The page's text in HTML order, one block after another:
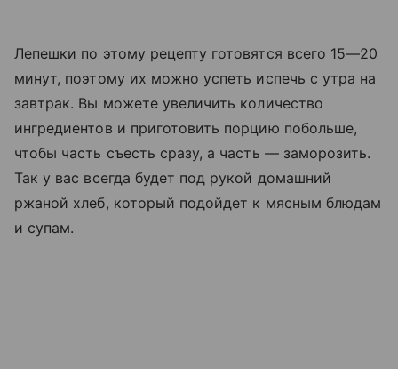
Лепешки по этому рецепту готовятся всего 15—20
минут, поэтому их можно успеть испечь с утра на
завтрак. Вы можете увеличить количество
ингредиентов и приготовить порцию побольше,
чтобы часть съесть сразу, а часть — заморозить.
Так у вас всегда будет под рукой домашний
ржаной хлеб, который подойдет к мясным блюдам
и супам.